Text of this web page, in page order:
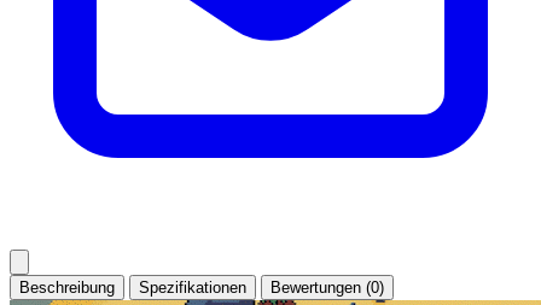
Beschreibung Spezifikationen Bewertungen (0)